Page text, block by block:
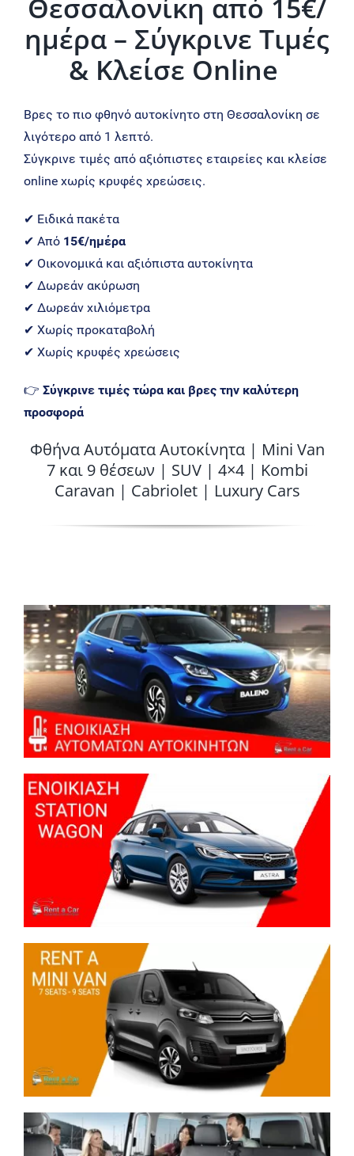
Θεσσαλονίκη από 15€/
ημέρα – Σύγκρινε Τιμές
& Κλείσε Online
Βρες το πιο φθηνό αυτοκίνητο στη Θεσσαλονίκη σε
λιγότερο από 1 λεπτό.
Σύγκρινε τιμές από αξιόπιστες εταιρείες και κλείσε
online χωρίς κρυφές χρεώσεις.
✔ Ειδικά πακέτα
✔ Από 15€/ημέρα
✔ Οικονομικά και αξιόπιστα αυτοκίνητα
✔ Δωρεάν ακύρωση
✔ Δωρεάν χιλιόμετρα
✔ Χωρίς προκαταβολή
✔ Χωρίς κρυφές χρεώσεις
👉 Σύγκρινε τιμές τώρα και βρες την καλύτερη
προσφορά
Φθήνα Αυτόματα Αυτοκίνητα | Mini Van
7 και 9 θέσεων | SUV | 4×4 | Kombi
Caravan | Cabriolet | Luxury Cars